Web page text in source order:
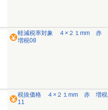
軽減税率対象 ４×２１mm 赤
増税08
税抜価格 ４×２１mm 赤 増税
11